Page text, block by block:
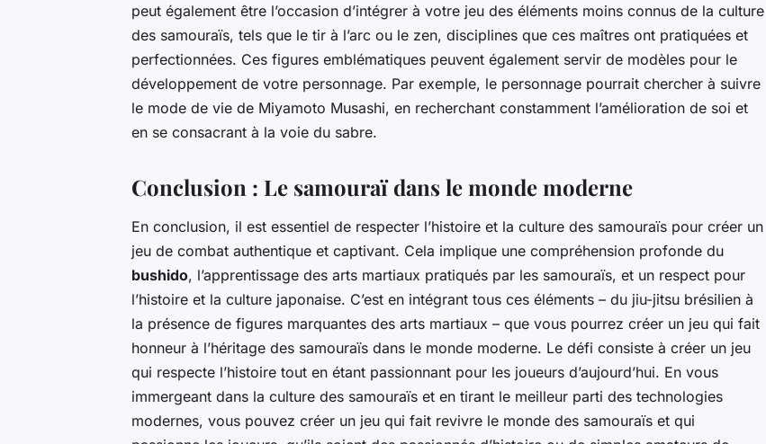
peut également être l’occasion d’intégrer à votre jeu des éléments moins connus de la culture
des samouraïs, tels que le tir à l’arc ou le zen, disciplines que ces maîtres ont pratiquées et
perfectionnées. Ces figures emblématiques peuvent également servir de modèles pour le
développement de votre personnage. Par exemple, le personnage pourrait chercher à suivre
le mode de vie de Miyamoto Musashi, en recherchant constamment l’amélioration de soi et
en se consacrant à la voie du sabre.
Conclusion : Le samouraï dans le monde moderne
En conclusion, il est essentiel de respecter l’histoire et la culture des samouraïs pour créer un
jeu de combat authentique et captivant. Cela implique une compréhension profonde du
bushido, l’apprentissage des arts martiaux pratiqués par les samouraïs, et un respect pour
l’histoire et la culture japonaise. C’est en intégrant tous ces éléments – du jiu-jitsu brésilien à
la présence de figures marquantes des arts martiaux – que vous pourrez créer un jeu qui fait
honneur à l’héritage des samouraïs dans le monde moderne. Le défi consiste à créer un jeu
qui respecte l’histoire tout en étant passionnant pour les joueurs d’aujourd’hui. En vous
immergeant dans la culture des samouraïs et en tirant le meilleur parti des technologies
modernes, vous pouvez créer un jeu qui fait revivre le monde des samouraïs et qui